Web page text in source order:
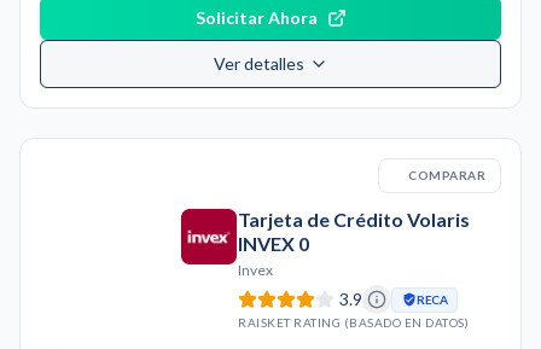
Solicitar Ahora
Ver detalles
COMPARAR
Tarjeta de Crédito Volaris
INVEX 0
Invex
3.9
RECA
RAISKET RATING (BASADO EN DATOS)